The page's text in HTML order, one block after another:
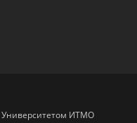
Университетом ИТМО